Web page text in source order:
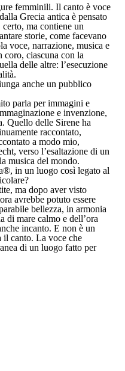
femminili. Il canto è voce
Grecia antica è pensato
ma contiene un
storie, come facevano
voce, narrazione, musica e
coro, ciascuna con la
delle altre: l’esecuzione
anche un pubblico
parla per immagini e
e invenzione,
Quello delle Sirene ha
raccontato,
a modo mio,
verso l’esaltazione di un
musica del mondo.
®, in un luogo così legato al
ma dopo aver visto
avrebbe potuto essere
bellezza, in armonia
di mare calmo e dell’ora
incanto. E non è un
il canto. La voce che
di un luogo fatto per